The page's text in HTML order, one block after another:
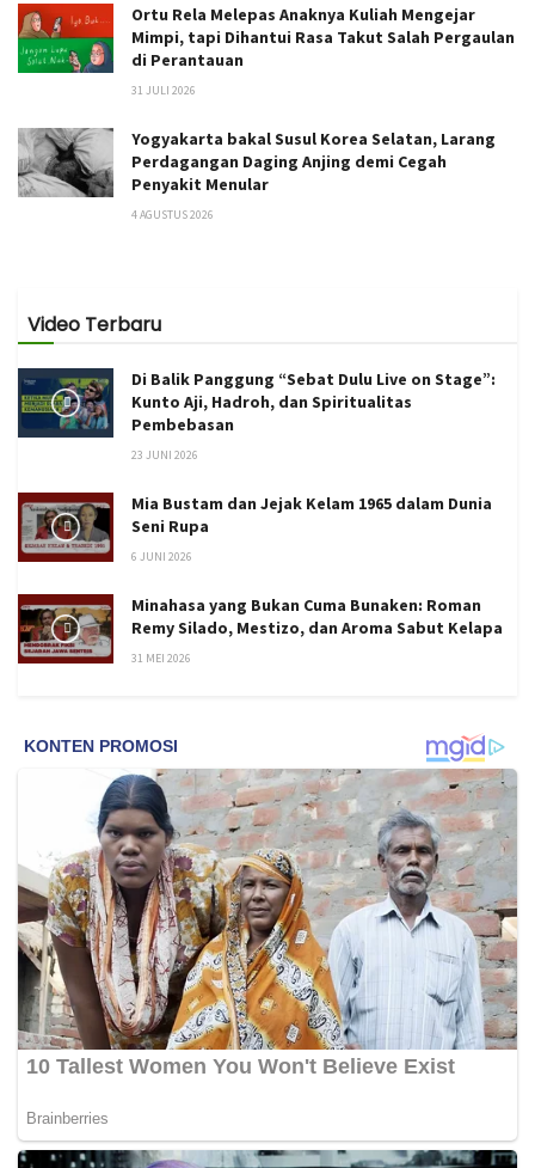
Ortu Rela Melepas Anaknya Kuliah Mengejar
Mimpi, tapi Dihantui Rasa Takut Salah Pergaulan
di Perantauan
31 JULI 2026
Yogyakarta bakal Susul Korea Selatan, Larang
Perdagangan Daging Anjing demi Cegah
Penyakit Menular
4 AGUSTUS 2026
Video Terbaru
Di Balik Panggung “Sebat Dulu Live on Stage”:
Kunto Aji, Hadroh, dan Spiritualitas
Pembebasan
23 JUNI 2026
Mia Bustam dan Jejak Kelam 1965 dalam Dunia
Seni Rupa
6 JUNI 2026
Minahasa yang Bukan Cuma Bunaken: Roman
Remy Silado, Mestizo, dan Aroma Sabut Kelapa
31 MEI 2026